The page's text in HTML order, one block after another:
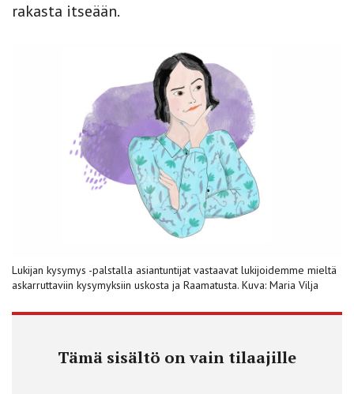
rakasta itseään.
Lukijan kysymys -palstalla asiantuntijat vastaavat lukijoidemme mieltä
askarruttaviin kysymyksiin uskosta ja Raamatusta. Kuva: Maria Vilja
Tämä sisältö on vain tilaajille